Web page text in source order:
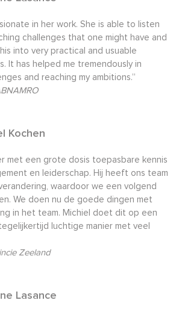
in her work. She is able to listen
challenges that one might have and
into very practical and usuable
It has helped me tremendously in
and reaching my ambitions.”
Kochen
met een grote dosis toepasbare kennis
en leiderschap. Hij heeft ons team
waardoor we een volgend
We doen nu de goede dingen met
in het team. Michiel doet dit op een
luchtige manier met veel
Zeeland
Lasance